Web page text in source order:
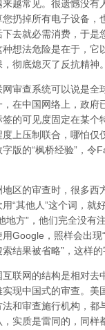
越常见。很遗憾没有
您扔掉所有电子设备，
去就必需消费，于是
种想法危险是在于，它
彻底熄灭了反抗精神。
网审查系统可以说是全
，在中国网络上，政府
的可见度固定在某个
度上压制联合 ，哪怕仅
版的“枫桥经验”，令
区的审查时，很多西
用“其他人”这个词，就
地方”，他们完全没有
Google，照样会出现
结果被省略”，这样的
互联网的结构是相对去
实现中国式的审查。美
和审查施行机构，都
实质是雷同的，同样